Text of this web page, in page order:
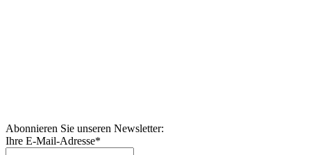
Abonnieren Sie unseren Newsletter:
Ihre E-Mail-Adresse*